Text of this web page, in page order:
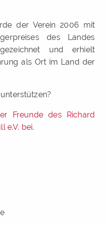
der Verein 2006 mit
des Landes
und erhielt
als Ort im Land der
Freunde des Richard
e.V. bei.